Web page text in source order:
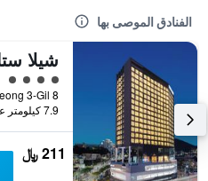
الفنادق الموصى بها
تقييم فئة 4
7.9 كيلومتر عن وسط المدينة
211 ﷼